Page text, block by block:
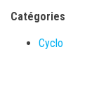
Catégories
Cyclo